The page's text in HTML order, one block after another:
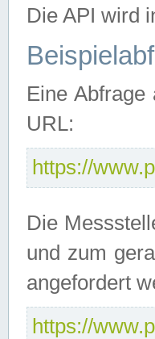
Die API wird
Eine
URL:
https://
Die
und zum
angefordert
https://